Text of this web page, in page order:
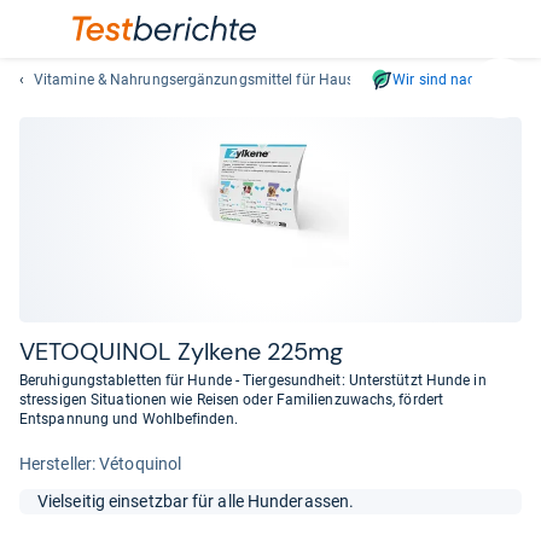
und
Vitamine & Nahrungsergänzungsmittel für Haustiere Wir sind nachhaltig
VETO­QUI­NOL Zyl­kene 225mg
Beruhigungstabletten für Hunde - Tiergesundheit: Unterstützt Hunde in
stressigen Situationen wie Reisen oder Familienzuwachs, fördert
Entspannung und Wohlbefinden.
Her­stel­ler: Vétoquinol
Vielseitig einsetzbar für alle Hunderassen.